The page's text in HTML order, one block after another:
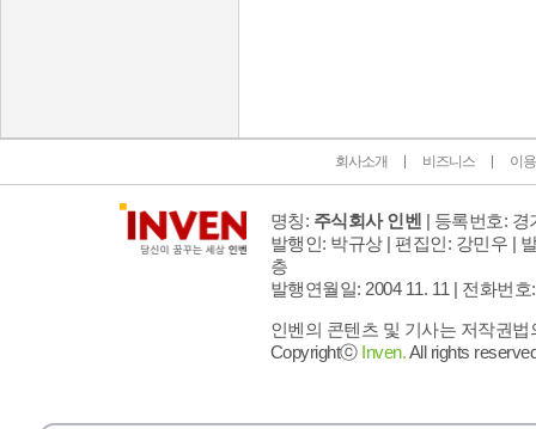
회사소개 비즈니스 이
명칭: 주식회사 인벤 | 등록번호: 경
발행인: 박규상 | 편집인: 강민우 |
층
발행연월일: 2004 11. 11 | 전화번호
인벤의 콘텐츠 및 기사는 저작권
Copyrightⓒ Inven.All rights